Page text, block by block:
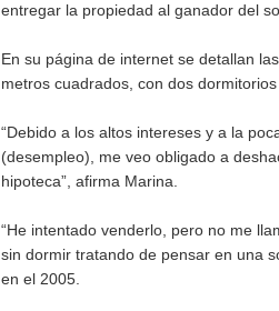
entregar la propiedad al ganador del
En su página de internet se detallan
metros cuadrados, con dos
“Debido a los altos intereses y a la
(desempleo), me veo obligado a
hipoteca”, afirma Marina.
“He intentado venderlo, pero no me
sin dormir tratando de pensar en una
en el 2005.